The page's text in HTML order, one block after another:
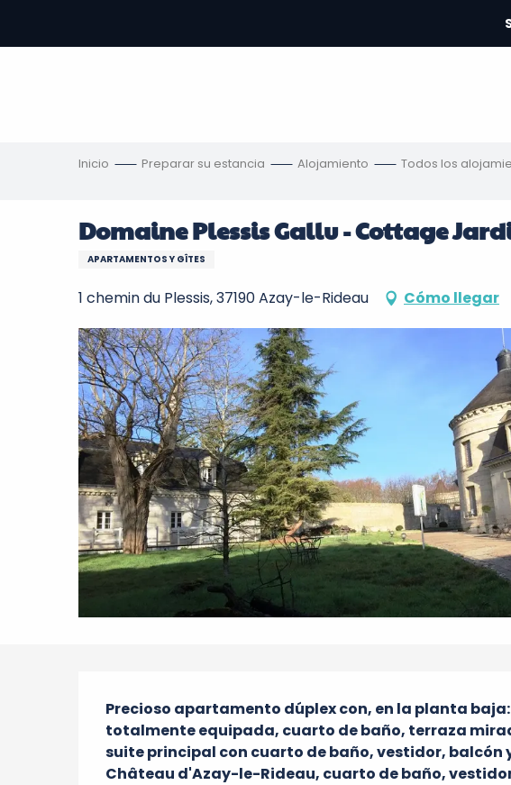
contenu
Inicio Preparar su estancia Alojamiento Todos los
Domaine Plessis Gallu - Cottage
APARTAMENTOS Y GÎTES
1 chemin du Plessis, 37190 Azay-le-Rideau Cómo llegar
Descripción
Precioso apartamento dúplex con, en la planta
totalmente equipada, cuarto de baño, terraza
suite principal con cuarto de baño, vestidor, balcón
Château d'Azay-le-Rideau, cuarto de baño,